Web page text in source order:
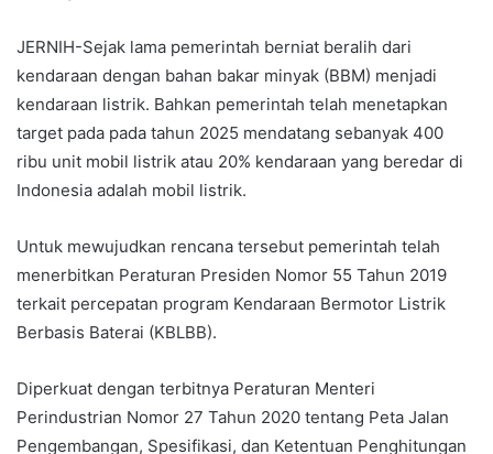
JERNIH-Sejak lama pemerintah berniat beralih dari
kendaraan dengan bahan bakar minyak (BBM) menjadi
kendaraan listrik. Bahkan pemerintah telah menetapkan
target pada pada tahun 2025 mendatang sebanyak 400
ribu unit mobil listrik atau 20% kendaraan yang beredar di
Indonesia adalah mobil listrik.
Untuk mewujudkan rencana tersebut pemerintah telah
menerbitkan Peraturan Presiden Nomor 55 Tahun 2019
terkait percepatan program Kendaraan Bermotor Listrik
Berbasis Baterai (KBLBB).
Diperkuat dengan terbitnya Peraturan Menteri
Perindustrian Nomor 27 Tahun 2020 tentang Peta Jalan
Pengembangan, Spesifikasi, dan Ketentuan Penghitungan